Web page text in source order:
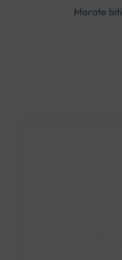
Morate biti